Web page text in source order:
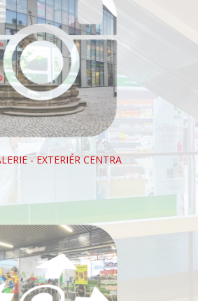
- EXTERIÉR CENTRA